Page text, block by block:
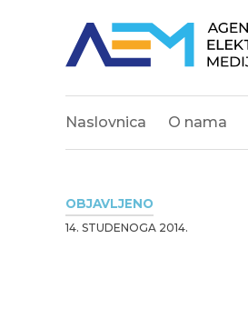
Naslovnica O nama
OBJAVLJENO
14. STUDENOGA 2014.